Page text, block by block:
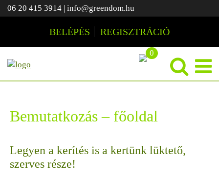
06 20 415 3914 | info@greendom.hu
BELÉPÉS REGISZTRÁCIÓ
0
Bemutatkozás – főoldal
Legyen a kerítés is a kertünk lüktető,
szerves része!